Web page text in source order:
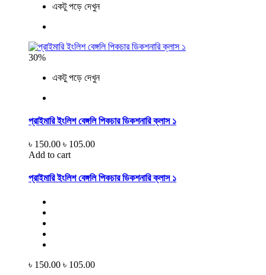
একটু পড়ে দেখুন
30%
একটু পড়ে দেখুন
প্রাইমারি ইংলিশ বেঙ্গলি পিকচার ডিকশনারি ক্লাস ১
৳ 150.00 ৳ 105.00
Add to cart
প্রাইমারি ইংলিশ বেঙ্গলি পিকচার ডিকশনারি ক্লাস ১
৳ 150.00 ৳ 105.00